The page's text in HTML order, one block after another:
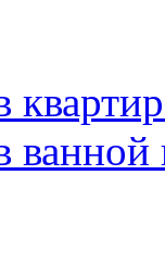
ванной